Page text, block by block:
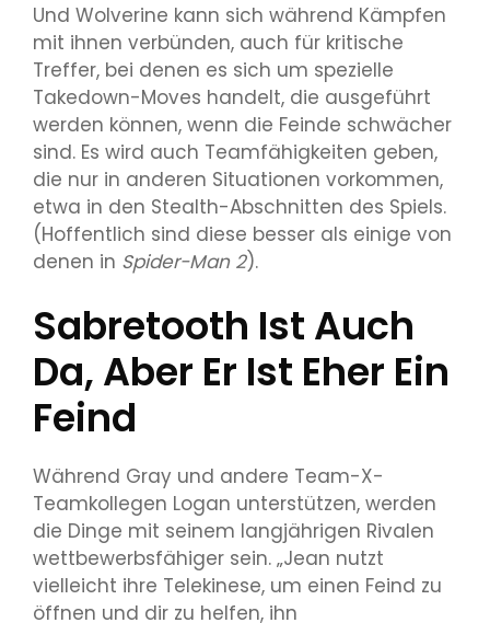
Und Wolverine kann sich während Kämpfen
mit ihnen verbünden, auch für kritische
Treffer, bei denen es sich um spezielle
Takedown-Moves handelt, die ausgeführt
werden können, wenn die Feinde schwächer
sind. Es wird auch Teamfähigkeiten geben,
die nur in anderen Situationen vorkommen,
etwa in den Stealth-Abschnitten des Spiels.
(Hoffentlich sind diese besser als einige von
denen in Spider-Man 2).
Sabretooth Ist Auch
Da, Aber Er Ist Eher Ein
Feind
Während Gray und andere Team-X-
Teamkollegen Logan unterstützen, werden
die Dinge mit seinem langjährigen Rivalen
wettbewerbsfähiger sein. „Jean nutzt
vielleicht ihre Telekinese, um einen Feind zu
öffnen und dir zu helfen, ihn